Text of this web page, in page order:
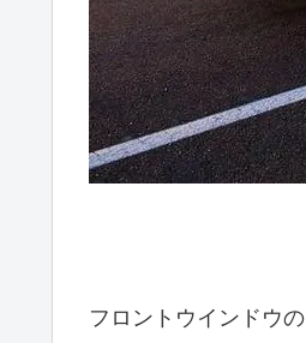
フロントウインドウの